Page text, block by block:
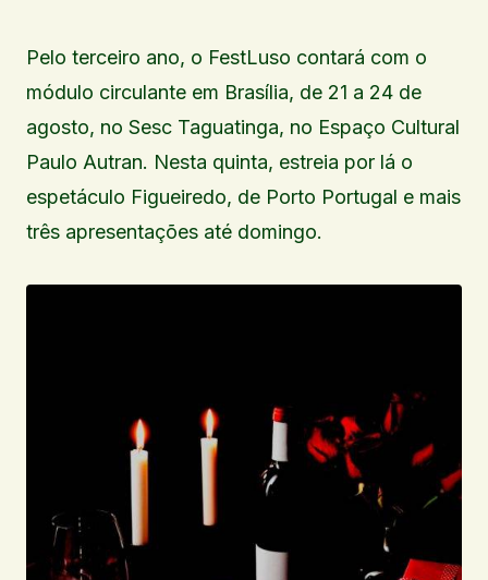
Pelo terceiro ano, o FestLuso contará com o
módulo circulante em Brasília, de 21 a 24 de
agosto, no Sesc Taguatinga, no Espaço Cultural
Paulo Autran. Nesta quinta, estreia por lá o
espetáculo Figueiredo, de Porto Portugal e mais
três apresentações até domingo.